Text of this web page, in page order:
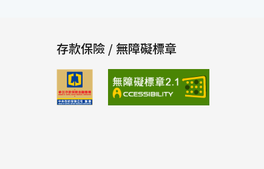
用卡付款時間，不僅卡友出國有保障之外，還
可再享免息分期付款，盡情享受一趟美好的旅
程 ，減輕卡友的負擔。除此之外，玉山銀行還
提供精美滿額禮Kinloch Anderson斜背包、
國外消費紅利3倍送、與機場接送等服務，讓
這趟旅程從頭到尾都享多重優惠，讓卡友真正
存款保險 / 無障礙標章